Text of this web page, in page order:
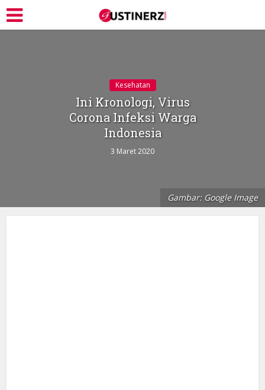
Kesehatan
Ini Kronologi, Virus
Corona Infeksi Warga
Indonesia
3 Maret 2020
Gambar: Google Image